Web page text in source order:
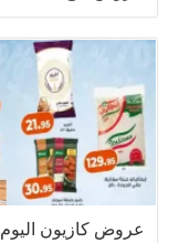
عروض كازيون اليوم 7 – 10 اغسطس 2026 أقل سعر